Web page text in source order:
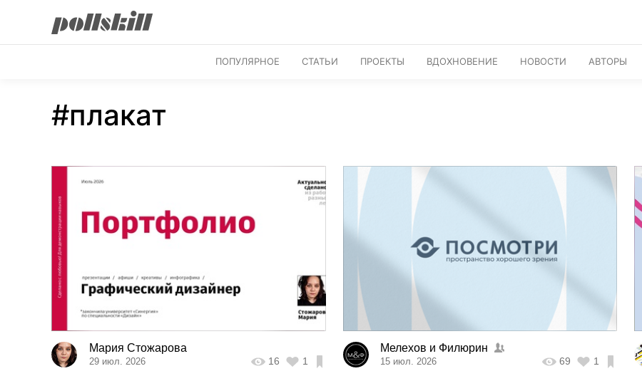
ПОПУЛЯРНОЕ СТАТЬИ ПРОЕКТЫ ВДОХНОВЕНИЕ НОВОСТИ АВТОРЫ
#плакат
Мария Стожарова
29 июл. 2026 16 1
Мелехов и Филюрин
15 июл. 2026 69 1